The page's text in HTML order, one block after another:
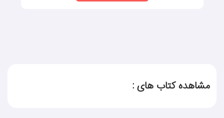
مشاهده کتاب های :